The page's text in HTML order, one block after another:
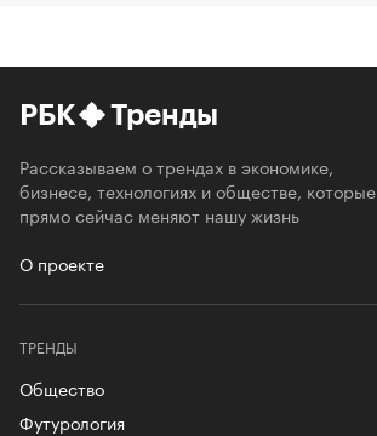
РБК Тренды
Рассказываем о трендах в экономике,
бизнесе, технологиях и обществе, которые
прямо сейчас меняют нашу жизнь
О проекте
ТРЕНДЫ
Общество
Футурология